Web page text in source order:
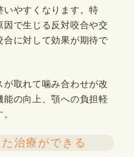
いやすくなります。特
因で生じる反対咬合や交
合に対して効果が期待で
が取れて噛み合わせが改
の向上、顎への負担軽
治療ができる